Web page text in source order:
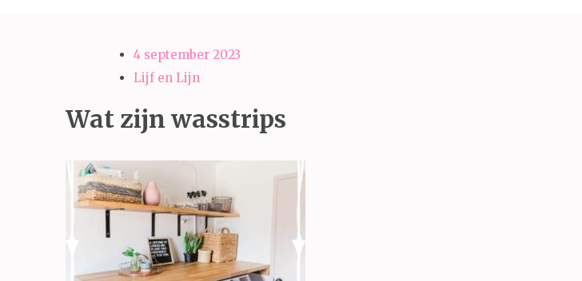
4 september 2023
Lijf en Lijn
Wat zijn wasstrips